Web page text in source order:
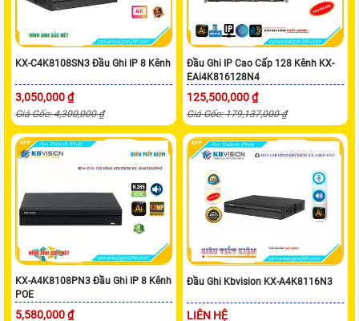
KX-C4K8108SN3 Đầu Ghi IP 8 Kênh
3,050,000 ₫
Giá Gốc: 4,300,000 ₫
Đầu Ghi IP Cao Cấp 128 Kênh KX-
EAi4K816128N4
125,500,000 ₫
Giá Gốc: 179,137,000 ₫
KX-A4K8108PN3 Đầu Ghi IP 8 Kênh
POE
5,580,000 ₫
Đầu Ghi Kbvision KX-A4K8116N3
LIÊN HỆ